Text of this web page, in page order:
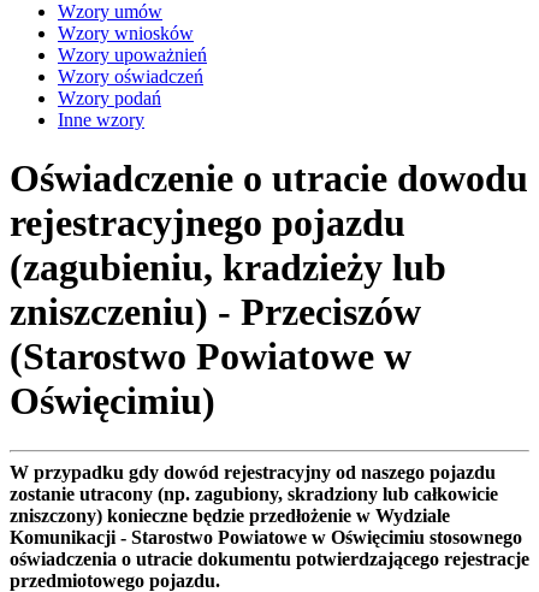
Wzory umów
Wzory wniosków
Wzory upoważnień
Wzory oświadczeń
Wzory podań
Inne wzory
Oświadczenie o utracie dowodu
rejestracyjnego pojazdu
(zagubieniu, kradzieży lub
zniszczeniu) - Przeciszów
(Starostwo Powiatowe w
Oświęcimiu)
W przypadku gdy dowód rejestracyjny od naszego pojazdu
zostanie utracony (np. zagubiony, skradziony lub całkowicie
zniszczony) konieczne będzie przedłożenie w Wydziale
Komunikacji - Starostwo Powiatowe w Oświęcimiu stosownego
oświadczenia o utracie dokumentu potwierdzającego rejestracje
przedmiotowego pojazdu.